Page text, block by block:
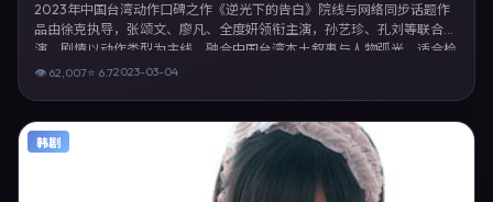
2023年中国台湾动作口碑之作《逆光下的告白》院线与网络同步话题作
品由徐克执导，张颂文、廖凡、全度妍领衔主演，孙艺珍、孔刘等联合出
演。剧情以动作类型为主线，融合中国台湾本土叙事与人物弧光，适合检
索「动作电影 中国台湾 徐克 张颂文」等关键词的观众。2023年3月4日
用素材。
👁 62,007⭐ 6.72023-03-04
韩剧